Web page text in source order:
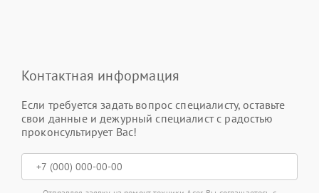
Контактная информация
Если требуется задать вопрос специалисту, оставьте
свои данные и дежурный специалист с радостью
проконсультирует Вас!